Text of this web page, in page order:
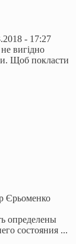
- 17:27
вигідно
Щоб покласти
Єрьоменко
определены
состояния ...